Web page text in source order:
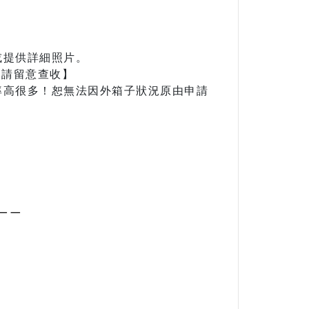
供詳細照片。
留意查收】
很多！恕無法因外箱子狀況原由申請
－